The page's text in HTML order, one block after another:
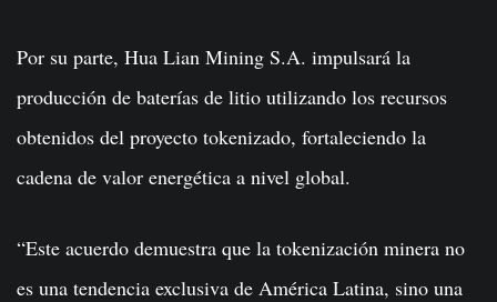
Por su parte, Hua Lian Mining S.A. impulsará la
producción de baterías de litio utilizando los recursos
obtenidos del proyecto tokenizado, fortaleciendo la
cadena de valor energética a nivel global.
“Este acuerdo demuestra que la tokenización minera no
es una tendencia exclusiva de América Latina, sino una